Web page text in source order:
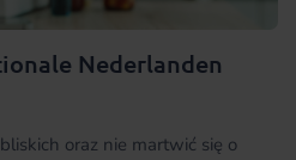
Nederlanden
oraz nie martwić się o